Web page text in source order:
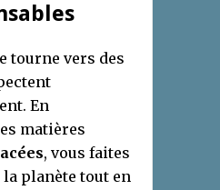
tourne vers des
En
matières
, vous faites
planète tout en